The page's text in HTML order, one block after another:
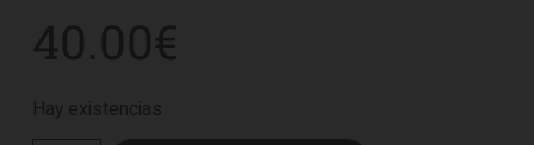
40.00€
Hay existencias